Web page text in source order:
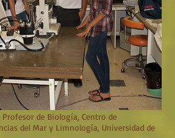
Profesor de Biología, Centro de
del Mar y Limnología, Universidad de